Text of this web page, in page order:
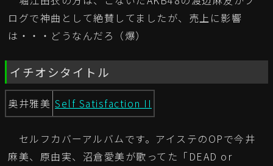
ログで神曲として絶賛してましたが、売上に影響
は・・・どうなんだろ（爆）
イチオシタイトル
奥井雅美 Self Satisfaction II
セルフカバーアルバムです。アイステのOPで今井
麻美、原由実、沼倉愛美が歌ってた「DEAD or